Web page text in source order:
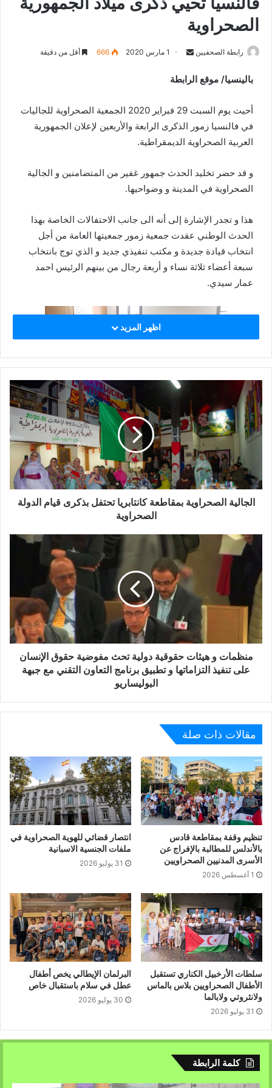
الصحراوية
رابطة الصحفيين
n
a
n
e
1 مارس 2020 666 أقل من دقيقة
بالينسيا/ موقع الرابطة
أحيت يوم السبت 29 فبراير 2020 الجمعية الصحراوية للجاليات
في فالنسيا زمور الذكرى الرابعة والأربعين لإعلان الجمهورية
العربية الصحراوية الديمقراطية.
و قد حضر تخليد الحدث جمهور غفير من المتضامنين و الجالية
الصحراوية في المدينة و وضواحيها.
هذا و تجدر الإشارة إلى أنه الى جانب الاحتفالات الخاصة بهذا
الحدث الوطني عقدت جمعية زمور جمعيتها العامة من أجل
انتخاب قيادة جديدة و مكتب تنفيذي جديد و الذي توج بانتخاب
سبعة أعضاء ثلاثة نساء و أربعة رجال من بينهم الرئيس احمد
عمار سيدي.
اظهر المزيد
الجالية الصحراوية بمقاطعة كانتابريا تحتفل بذكرى قيام الدولة
الصحراوية
منظمات و هيئات حقوقية دولية تحث مفوضية حقوق الإنسان
على تنفيذ التزاماتها و تطبيق برنامج التعاون التقني مع جبهة
البوليساريو
مقالات ذات صلة
تنظيم وقفة بمقاطعة قادس
بالأندلس للمطالبة بالإفراج عن
الأسرى المدنيين الصحراويين
1 أغسطس 2026
انتصار قضائي للهوية الصحراوية في
ملفات الجنسية الاسبانية
31 يوليو 2026
سلطات الأرخبيل الكناري تستقبل
الأطفال الصحراويين بلاس بالماس
ولانثروتي ولابالما
31 يوليو 2026
البرلمان الإيطالي يخص أطفال
عطل في سلام باستقبال خاص
30 يوليو 2026
كلمة الرابطة